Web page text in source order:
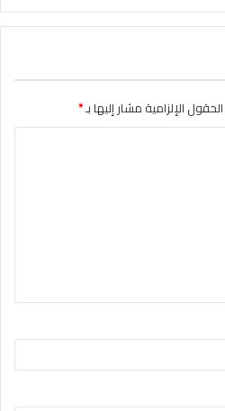
الحقول الإلزامية مشار إليها بـ*